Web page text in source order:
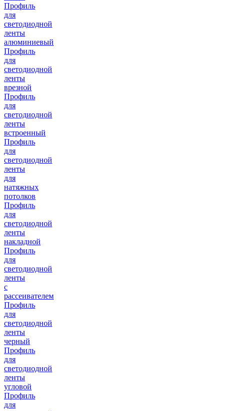
Профиль
для
светодиодной
ленты
алюминиевый
Профиль
для
светодиодной
ленты
врезной
Профиль
для
светодиодной
ленты
встроенный
Профиль
для
светодиодной
ленты
для
натяжных
потолков
Профиль
для
светодиодной
ленты
накладной
Профиль
для
светодиодной
ленты
с
рассеивателем
Профиль
для
светодиодной
ленты
черный
Профиль
для
светодиодной
ленты
угловой
Профиль
для